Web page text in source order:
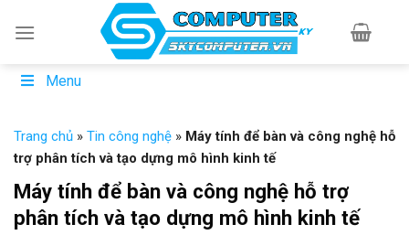
Menu
Trang chủ » Tin công nghệ » Máy tính để bàn và công nghệ hỗ
trợ phân tích và tạo dựng mô hình kinh tế
Máy tính để bàn và công nghệ hỗ trợ
phân tích và tạo dựng mô hình kinh tế